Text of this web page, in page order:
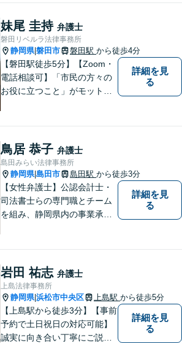
妹尾 圭持 弁護士
磐田リベルラ法律事務所
静岡県|磐田市 磐田駅 から徒歩4分
【磐田駅徒歩5分】【Zoom・
電話相談可】「市民の方々の
お役に立つこと」がモットー
らゆる問題に真摯に向き合っ
てまいります。【駐車場あ
り】
詳細を見
る
鳥居 恭子 弁護士
島田みらい法律事務所
静岡県|島田市 島田駅 から徒歩3分
【女性弁護士】公認会計士・
司法書士らの専門職とチーム
を組み、静岡県内の事業承継
ご相談ください。あなたのお
悩みを全力でサポートさせて
頂きます。
詳細を見
る
岩田 祐志 弁護士
上島法律事務所
静岡県|浜松市中央区 上島駅 から徒歩5分
【上島駅から徒歩3分】【事前
予約で土日祝日の対応可能】
誠実に向き合い丁寧にご説明
詳細を見
る